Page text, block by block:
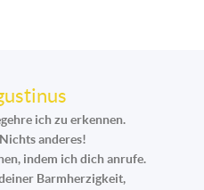
ich zu erkennen.
anderes!
indem ich dich anrufe.
Barmherzigkeit,